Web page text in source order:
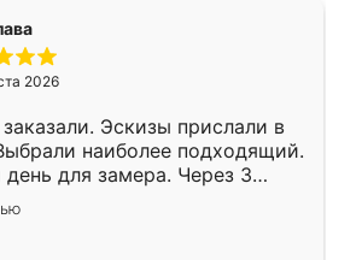
2026
Эскизы прислали в
наиболее подходящий.
день для замера. Через 3
была уже готова. Остались
Спасибо Ренессанс
работу!